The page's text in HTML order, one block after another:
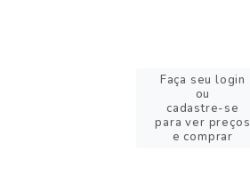
Faça seu login
ou
cadastre-se
para ver preços
e comprar